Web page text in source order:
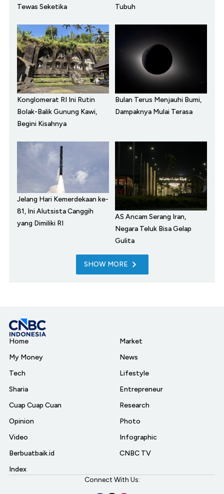
Tewas Seketika
Tubuh
Konglomerat RI Ini Rutin
Bolak-Balik Gunung Kawi,
Begini Kisahnya
Bulan Terus Menjauhi Bumi,
Dampaknya Mulai Terasa
Jelang Hari Kemerdekaan ke-
81, Ini Alutsista Canggih
yang Dimiliki RI
AS Ancam Serang Iran,
Negara Teluk Bisa Gelap
Gulita
SHOW MORE
Home
My Money
Tech
Sharia
Cuap Cuap Cuan
Opinion
Video
Berbuatbaik.id
Index
Market
News
Lifestyle
Entrepreneur
Research
Photo
Infographic
CNBC TV
Connect With Us: